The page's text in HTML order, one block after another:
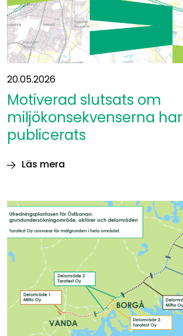
20.05.2026
Motiverad slutsats om
miljökonsekvenserna har
publicerats
Läs mera
om
miljökonsekvenserna
har
publicerats